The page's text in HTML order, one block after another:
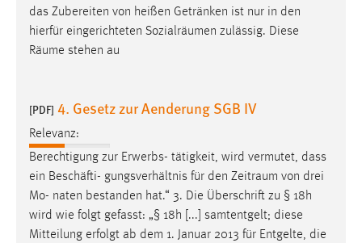
das Zubereiten von heißen Getränken ist nur in den
hierfür eingerichteten Sozialräumen zulässig. Diese
Räume stehen au
[PDF] 4. Gesetz zur Aenderung SGB IV
Relevanz:
Berechtigung zur Erwerbs- tätigkeit, wird vermutet, dass
ein Beschäfti- gungsverhältnis für den Zeitraum von drei
Mo- naten bestanden hat.“ 3. Die Überschrift zu § 18h
wird wie folgt gefasst: „§ 18h [...] samtentgelt; diese
Mitteilung erfolgt ab dem 1. Januar 2013 für Entgelte, die
einloggen zu können.
Cookie Laufzeit:
24 Stunden
STATISTIK
Statistik Cookies erfassen Informationen anonym.
Diese Informationen helfen uns zu verstehen, wie
unsere Besucher unsere Website nutzen.
Matomo